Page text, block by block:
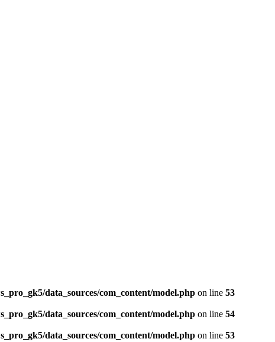
data_sources/com_content/model.php on line 53
data_sources/com_content/model.php on line 54
data_sources/com_content/model.php on line 53